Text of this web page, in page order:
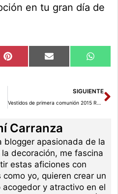
en tu gran día de
Compartir
en
Pinterest Compartir
en
Email
en
SIGUIENTE
Vestidos de primera comunión 2015 Rosa Clará First
Carranza
blogger apasionada de la
decoración, me fascina
estas aficiones con
como yo, quieren crear un
acogedor y atractivo en el